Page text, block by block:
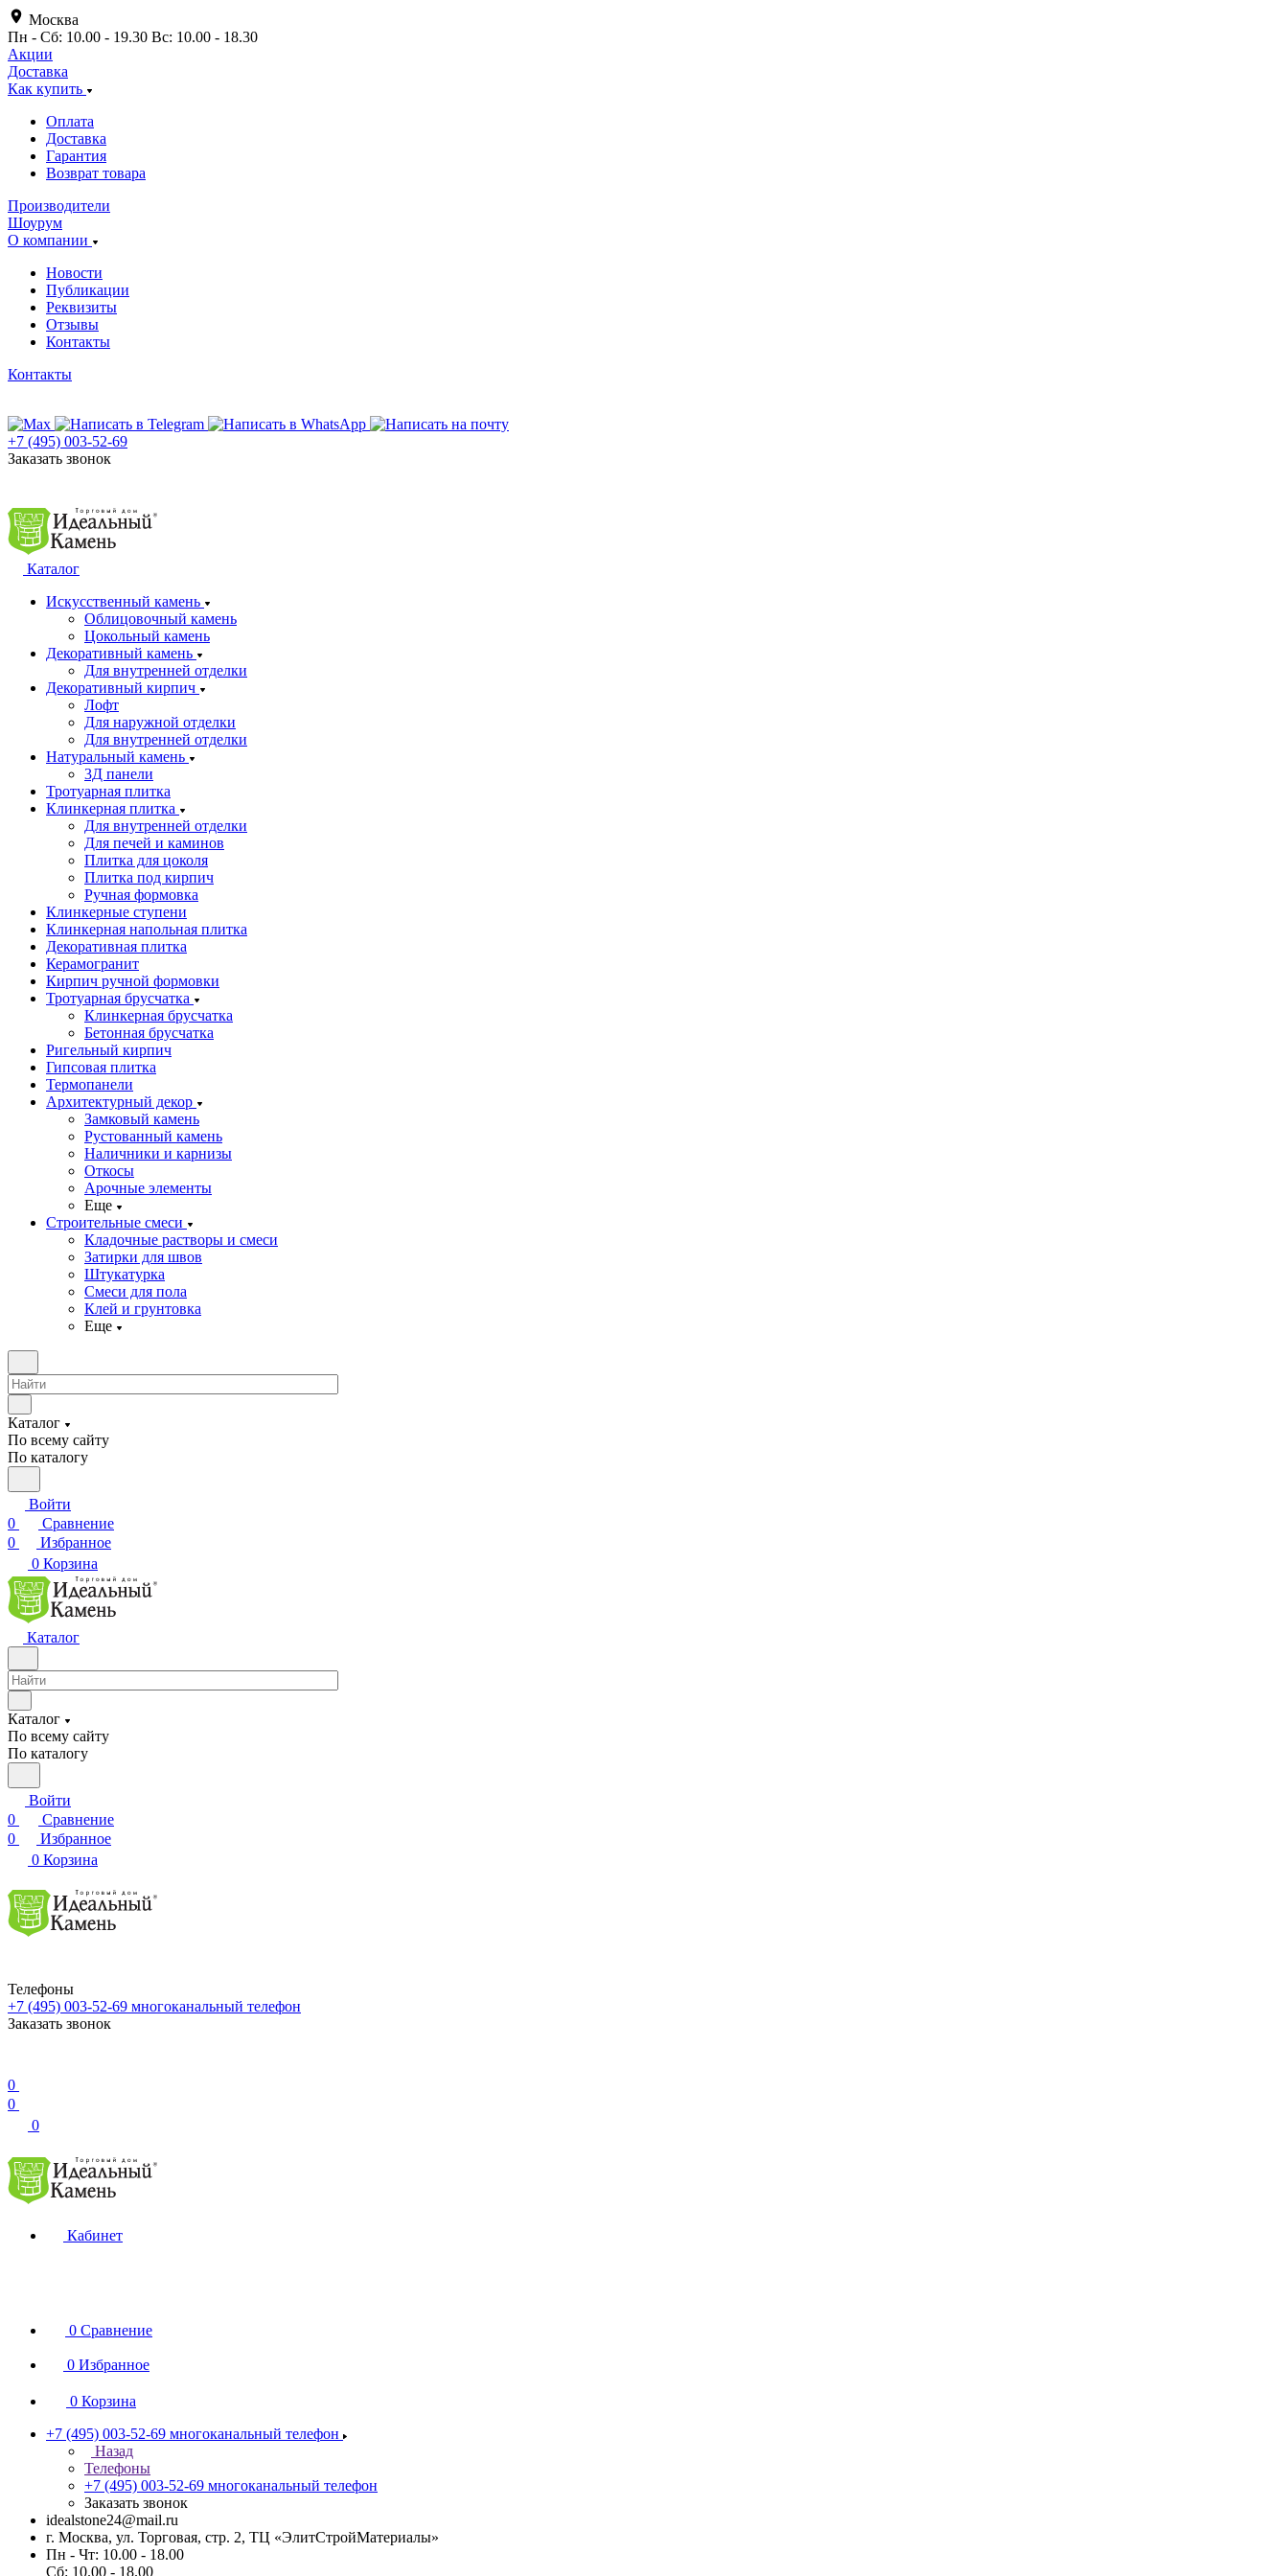
Москва
Пн - Сб: 10.00 - 19.30 Вс: 10.00 - 18.30
Акции
Доставка
Как купить
Оплата
Доставка
Гарантия
Возврат товара
Производители
Шоурум
О компании
Новости
Публикации
Реквизиты
Отзывы
Контакты
Контакты
+7 (495) 003-52-69
Заказать звонок
Каталог
Искусственный камень
Облицовочный камень
Цокольный камень
Декоративный камень
Для внутренней отделки
Декоративный кирпич
Лофт
Для наружной отделки
Для внутренней отделки
Натуральный камень
3Д панели
Тротуарная плитка
Клинкерная плитка
Для внутренней отделки
Для печей и каминов
Плитка для цоколя
Плитка под кирпич
Ручная формовка
Клинкерные ступени
Клинкерная напольная плитка
Декоративная плитка
Керамогранит
Кирпич ручной формовки
Тротуарная брусчатка
Клинкерная брусчатка
Бетонная брусчатка
Ригельный кирпич
Гипсовая плитка
Термопанели
Архитектурный декор
Замковый камень
Рустованный камень
Наличники и карнизы
Откосы
Арочные элементы
Еще
Строительные смеси
Кладочные растворы и смеси
Затирки для швов
Штукатурка
Смеси для пола
Клей и грунтовка
Еще
Каталог
По всему сайту
По каталогу
Войти
0
Сравнение
0
Избранное
0 Корзина
Каталог
Каталог
По всему сайту
По каталогу
Войти
0
Сравнение
0
Избранное
0 Корзина
Телефоны
+7 (495) 003-52-69 многоканальный телефон
Заказать звонок
0
0
0
Кабинет
0 Сравнение
0 Избранное
0 Корзина
+7 (495) 003-52-69 многоканальный телефон
Назад
Телефоны
+7 (495) 003-52-69 многоканальный телефон
Заказать звонок
idealstone24@mail.ru
г. Москва, ул. Торговая, стр. 2, ТЦ «ЭлитСтройМатериалы»
Пн - Чт: 10.00 - 18.00
Сб: 10.00 - 18.00